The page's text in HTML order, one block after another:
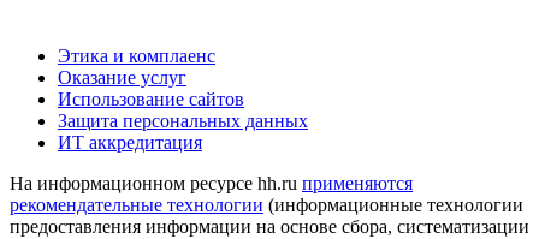
Этика и комплаенс
Оказание услуг
Использование сайтов
Защита персональных данных
ИТ аккредитация
На информационном ресурсе hh.ru применяются
рекомендательные технологии (информационные технологии
предоставления информации на основе сбора, систематизации